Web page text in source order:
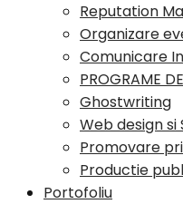
Reputation
Organizare
Comunicare
PROGRAME
Ghostwriting
Web design si
Promovare
Productie
Portofoliu